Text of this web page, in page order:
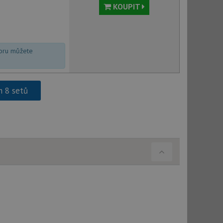
KOUPIT
můžete
8 setů
pokud je nalezen
k
Script.com